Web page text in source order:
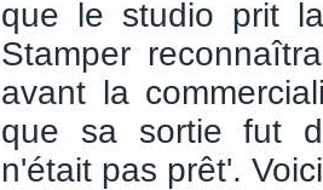
que le studio prit
Stamper
avant la
que sa sortie fut
n'était pas prêt'.